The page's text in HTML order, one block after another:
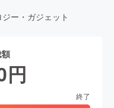
ー・ガジェット
円
終了